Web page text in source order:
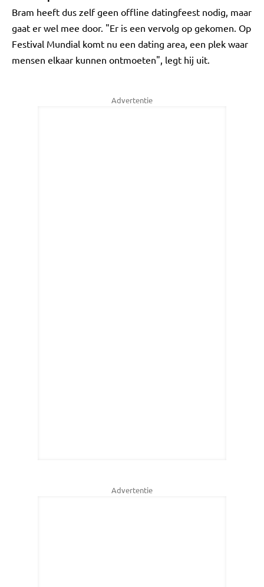
Bram heeft dus zelf geen offline datingfeest nodig, maar
gaat er wel mee door. "Er is een vervolg op gekomen. Op
Festival Mundial komt nu een dating area, een plek waar
mensen elkaar kunnen ontmoeten", legt hij uit.
Advertentie
Advertentie